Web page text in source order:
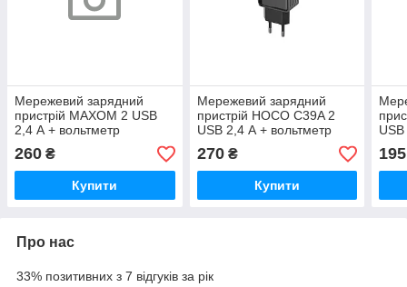
Мережевий зарядний
пристрій MAXOM 2 USB
2,4 А + вольтметр
амперметр
260 ₴
Купити
Мережевий зарядний
пристрій HOCO С39A 2
USB 2,4 А + вольтметр
270₴
Купити
195
Про нас
33% позитивних з 7 відгуків за рік